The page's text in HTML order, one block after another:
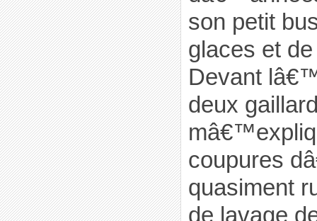
son petit
glaces et
Devant
deux
coupures
quasiment
de lavage